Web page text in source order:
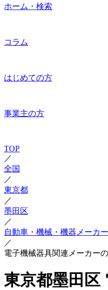
ホーム・検索
コラム
はじめての方
事業主の方
TOP
／
全国
／
東京都
／
墨田区
／
自動車・機械・機器メーカ
／
電子機械器具関連メーカー
東京都墨田区